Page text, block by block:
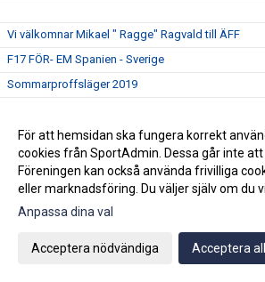
Vi välkomnar Mikael " Ragge" Ragvald till ÄFF
F17 FÖR- EM Spanien - Sverige
Sommarproffsläger 2019
ÄFF söker matchsekreterare
Angående gårdagens match i P19-Allsvenskan
Kalle är på semester
Klubbchefen Helena Wennerström presenterar sig
ÄFF söker matchsekreterare
För att hemsidan ska fungera korrekt
cookies från SportAdmin. Dessa går inte att
Föreningen kan också använda frivilliga
eller marknadsföring. Du väljer själv om du
Anpassa dina val
Acceptera nödvändiga Acceptera